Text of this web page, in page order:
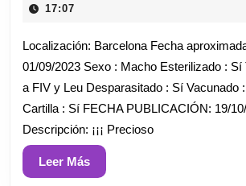
2025
17:07
Localización: Barcelona Fecha
01/09/2023 Sexo : Macho Esterilizado : Sí
a FIV y Leu Desparasitado : Sí Vacunado
Cartilla : Sí FECHA PUBLICACIÓN: 19/
Descripción: ¡¡¡ Precioso
Leer MásLeer
Más